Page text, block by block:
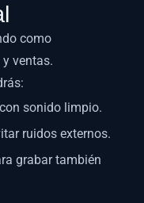
como
ventas.
sonido limpio.
ruidos externos.
grabar también